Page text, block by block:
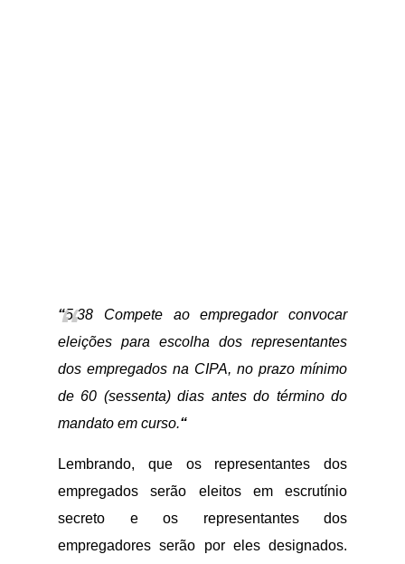
“5.38 Compete ao empregador convocar
eleições para escolha dos representantes
dos empregados na CIPA, no prazo mínimo
de 60 (sessenta) dias antes do término do
mandato em curso.“
Lembrando, que os representantes dos
empregados serão eleitos em escrutínio
secreto e os representantes dos
empregadores serão por eles designados.